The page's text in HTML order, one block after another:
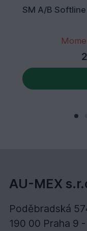
SM A/B
AU-MEX
Poděbradská
190 00 Praha 9